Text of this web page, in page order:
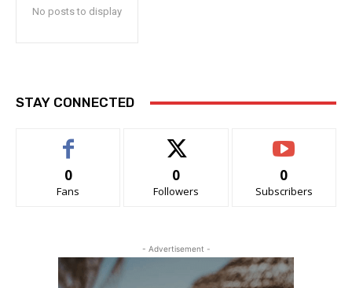
No posts to display
STAY CONNECTED
0
Fans
0
Followers
0
Subscribers
- Advertisement -